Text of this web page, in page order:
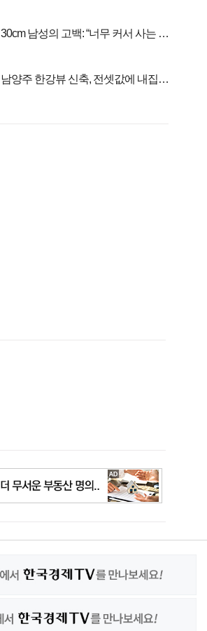
30cm 남성의 고백: “너무 커서 사는 게
남양주 한강뷰 신축, 전셋값에 내집마